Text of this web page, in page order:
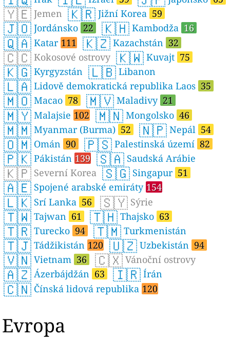
🇾🇪 Jemen 🇰🇷 Jižní Korea 59
🇯🇴 Jordánsko 22 🇰🇭 Kambodža 16
🇶🇦 Katar 111 🇰🇿 Kazachstán 32
🇨🇨 Kokosové ostrovy 🇰🇼 Kuvajt 75
🇰🇬 Kyrgyzstán 🇱🇧 Libanon
🇱🇦 Lidově demokratická republika Laos 35
🇲🇴 Macao 78 🇲🇻 Maladivy 21
🇲🇾 Malajsie 102 🇲🇳 Mongolsko 46
🇲🇲 Myanmar (Burma) 52 🇳🇵 Nepál 54
🇴🇲 Omán 90 🇵🇸 Palestinská území 82
🇵🇰 Pákistán 139 🇸🇦 Saudská Arábie
🇰🇵 Severní Korea 🇸🇬 Singapur 51
🇦🇪 Spojené arabské emiráty 154
🇱🇰 Srí Lanka 56 🇸🇾 Sýrie
🇹🇼 Tajwan 61 🇹🇭 Thajsko 63
🇹🇷 Turecko 94 🇹🇲 Turkmenistán
🇹🇯 Tádžikistán 120 🇺🇿 Uzbekistán 94
🇻🇳 Vietnam 36 🇨🇽 Vánoční ostrovy
🇦🇿 Ázerbájdžán 63 🇮🇷 Írán
🇨🇳 Čínská lidová republika 120
Evropa